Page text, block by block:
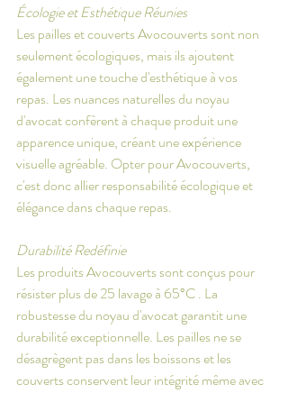
Écologie et Esthétique Réunies
Les pailles et couverts Avocouverts sont non
seulement écologiques, mais ils ajoutent
également une touche d'esthétique à vos
repas. Les nuances naturelles du noyau
d'avocat confèrent à chaque produit une
apparence unique, créant une expérience
visuelle agréable. Opter pour Avocouverts,
c'est donc allier responsabilité écologique et
élégance dans chaque repas.
Durabilité Redéfinie
Les produits Avocouverts sont conçus pour
résister plus de 25 lavage à 65°C . La
robustesse du noyau d'avocat garantit une
durabilité exceptionnelle. Les pailles ne se
désagrègent pas dans les boissons et les
couverts conservent leur intégrité même avec